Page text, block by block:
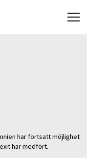
har fortsatt möjlighet
har medfört.